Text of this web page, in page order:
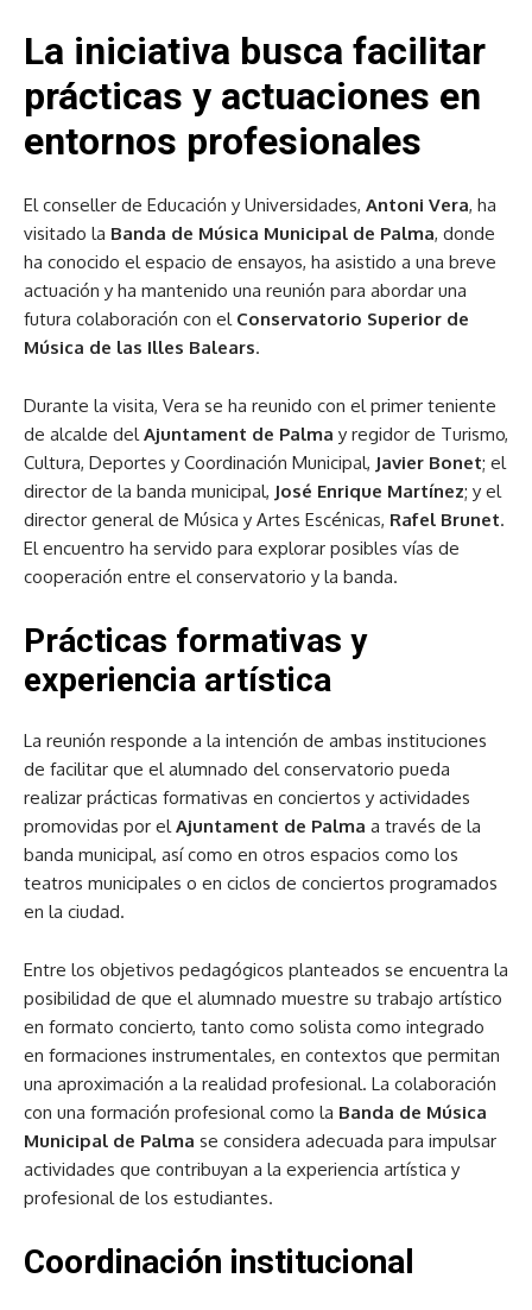
La iniciativa busca facilitar
prácticas y actuaciones en
entornos profesionales
El conseller de Educación y Universidades, Antoni Vera, ha
visitado la Banda de Música Municipal de Palma, donde
ha conocido el espacio de ensayos, ha asistido a una breve
actuación y ha mantenido una reunión para abordar una
futura colaboración con el Conservatorio Superior de
Música de las Illes Balears.
Durante la visita, Vera se ha reunido con el primer teniente
de alcalde delAjuntament de Palma y regidor de Turismo,
Cultura, Deportes y Coordinación Municipal, Javier Bonet; el
director de la banda municipal, José Enrique Martínez; y el
director general de Música y Artes Escénicas, Rafel Brunet.
El encuentro ha servido para explorar posibles vías de
cooperación entre el conservatorio y la banda.
Prácticas formativas y
experiencia artística
La reunión responde a la intención de ambas instituciones
de facilitar que el alumnado del conservatorio pueda
realizar prácticas formativas en conciertos y actividades
promovidas por elAjuntament de Palma a través de la
banda municipal, así como en otros espacios como los
teatros municipales o en ciclos de conciertos programados
en la ciudad.
Entre los objetivos pedagógicos planteados se encuentra la
posibilidad de que el alumnado muestre su trabajo artístico
en formato concierto, tanto como solista como integrado
en formaciones instrumentales, en contextos que permitan
una aproximación a la realidad profesional. La colaboración
con una formación profesional como la Banda de Música
Municipal de Palma se considera adecuada para impulsar
actividades que contribuyan a la experiencia artística y
profesional de los estudiantes.
Coordinación institucional